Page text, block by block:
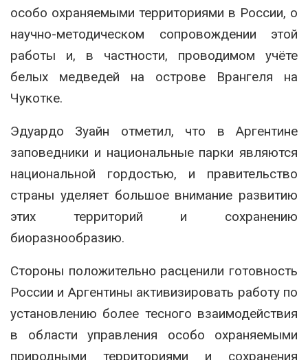
особо охраняемыми территориями в России, о
научно-методическом сопровождении этой
работы и, в частности, проводимом учёте
белых медведей на острове Врангеля на
Чукотке.
Эдуардо Зуайн отметил, что в Аргентине
заповедники и национальные парки являются
национальной гордостью, и правительство
страны уделяет большое внимание развитию
этих территорий и сохранению
биоразнообразию.
Стороны положительно расценили готовность
России и Аргентины активизировать работу по
установлению более тесного взаимодействия
в области управления особо охраняемыми
природными территориями и сохранения